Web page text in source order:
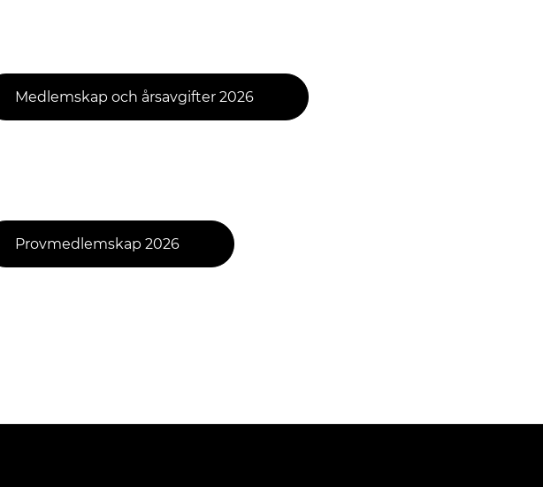
Medlemskap och årsavgifter 2026
Provmedlemskap 2026